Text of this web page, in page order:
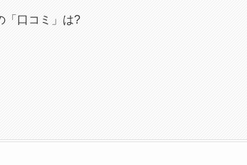
「口コミ」は?